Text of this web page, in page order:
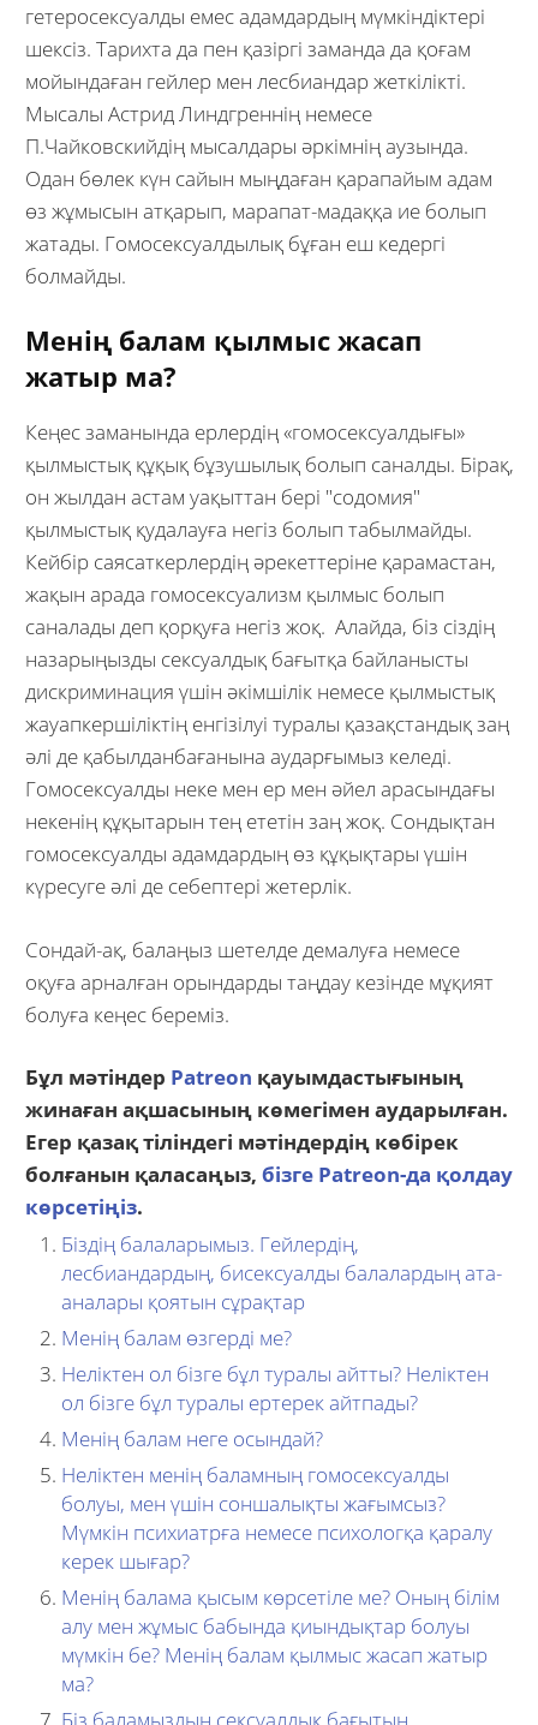
гетеросексуалды емес адамдардың мүмкіндіктері
шексіз. Тарихта да пен қазіргі заманда да қоғам
мойындаған гейлер мен лесбиандар жеткілікті.
Мысалы Астрид Линдгреннің немесе
П.Чайковскийдің мысалдары әркімнің аузында.
Одан бөлек күн сайын мыңдаған қарапайым адам
өз жұмысын атқарып, марапат-мадаққа ие болып
жатады. Гомосексуалдылық бұған еш кедергі
болмайды.
Менің балам қылмыс жасап
жатыр ма?
Кеңес заманында ерлердің «гомосексуалдығы»
қылмыстық құқық бұзушылық болып саналды. Бірақ,
он жылдан астам уақыттан бері "содомия"
қылмыстық қудалауға негіз болып табылмайды.
Кейбір саясаткерлердің әрекеттеріне қарамастан,
жақын арада гомосексуализм қылмыс болып
саналады деп қорқуға негіз жоқ. Алайда, біз сіздің
назарыңызды сексуалдық бағытқа байланысты
дискриминация үшін әкімшілік немесе қылмыстық
жауапкершіліктің енгізілуі туралы қазақстандық заң
әлі де қабылданбағанына аударғымыз келеді.
Гомосексуалды неке мен ер мен әйел арасындағы
некенің құқытарын тең ететін заң жоқ. Сондықтан
гомосексуалды адамдардың өз құқықтары үшін
күресуге әлі де себептері жетерлік.
Сондай-ақ, балаңыз шетелде демалуға немесе
оқуға арналған орындарды таңдау кезінде мұқият
болуға кеңес береміз.
Бұл мәтіндер Patreon қауымдастығының
жинаған ақшасының көмегімен аударылған.
Егер қазақ тіліндегі мәтіндердің көбірек
болғанын қаласаңыз, бізге Patreon-да қолдау
көрсетіңіз.
Біздің балаларымыз. Гейлердің,
лесбиандардың, бисексуалды балалардың ата-
аналары қоятын сұрақтар
Менің балам өзгерді ме?
Неліктен ол бізге бұл туралы айтты? Неліктен
ол бізге бұл туралы ертерек айтпады?
Менің балам неге осындай?
Неліктен менің баламның гомосексуалды
болуы, мен үшін соншалықты жағымсыз?
Мүмкін психиатрға немесе психологқа қаралу
керек шығар?
Менің балама қысым көрсетіле ме? Оның білім
алу мен жұмыс бабында қиындықтар болуы
мүмкін бе? Менің балам қылмыс жасап жатыр
ма?